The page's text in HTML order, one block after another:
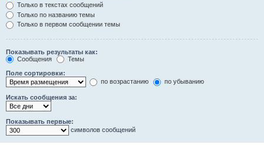
Только в текстах сообщений
Только по названию темы
Только в первом сообщении темы
Показывать результаты как:
Сообщения
Темы
Поле сортировки:
по возрастанию
по убыванию
Искать сообщения за:
Показывать первые:
символов сообщений